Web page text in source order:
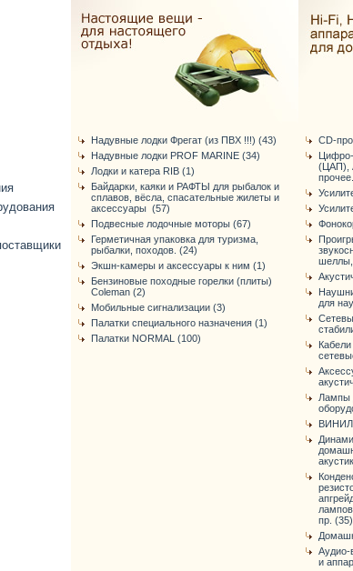
Надувные лодки Фрегат (из ПВХ !!!) (43)
Надувные лодки PROF MARINE (34)
Лодки и катера RIB (1)
Байдарки, каяки и РАФТЫ для рыбалок и
сплавов, вёсла, спасательные жилеты и
аксессуары (57)
Подвесные лодочные моторы (67)
Герметичная упаковка для туризма,
рыбалки, походов. (24)
Экшн-камеры и аксессуары к ним (1)
Бензиновые походные горелки (плиты)
Coleman (2)
Мобильные сигнализации (3)
Палатки специального назначения (1)
Палатки NORMAL (100)
CD-
Цифро-
(ЦАП),
шеллы,
для
Лампы
пр. (35)
Аудио-
и